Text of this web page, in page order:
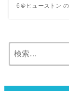
6＠ヒューストン の